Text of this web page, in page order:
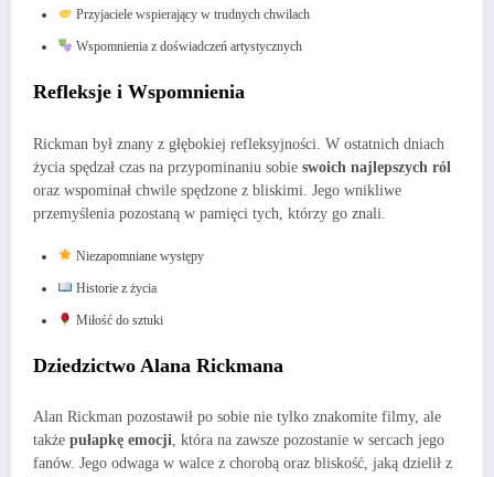
Przyjaciele wspierający w trudnych chwilach
Wspomnienia z doświadczeń artystycznych
Refleksje i Wspomnienia
Rickman był znany z głębokiej refleksyjności. W ostatnich dniach
życia spędzał czas na przypominaniu sobie swoich najlepszych ról
oraz wspominał chwile spędzone z bliskimi. Jego wnikliwe
przemyślenia pozostaną w pamięci tych, którzy go znali.
Niezapomniane występy
Historie z życia
Miłość do sztuki
Dziedzictwo Alana Rickmana
Alan Rickman pozostawił po sobie nie tylko znakomite filmy, ale
także pułapkę emocji, która na zawsze pozostanie w sercach jego
fanów. Jego odwaga w walce z chorobą oraz bliskość, jaką dzielił z